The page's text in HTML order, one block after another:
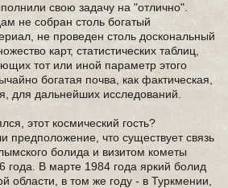
свою задачу на "отлично".
не собран столь богатый
не проведен столь доскональный
карт, статистических таблиц,
тот или иной параметр этого
богатая почва, как фактическая,
для дальнейших исследований.
этот космический гость?
предположение, что существует связь
болида и визитом кометы
года. В марте 1984 года яркий болид
области, в том же году - в Туркмении,